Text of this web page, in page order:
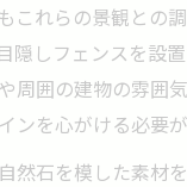
これらの景観との
隠しフェンスを設
周囲の建物の雰囲
ンを心がける必要が
然石を模した素材を